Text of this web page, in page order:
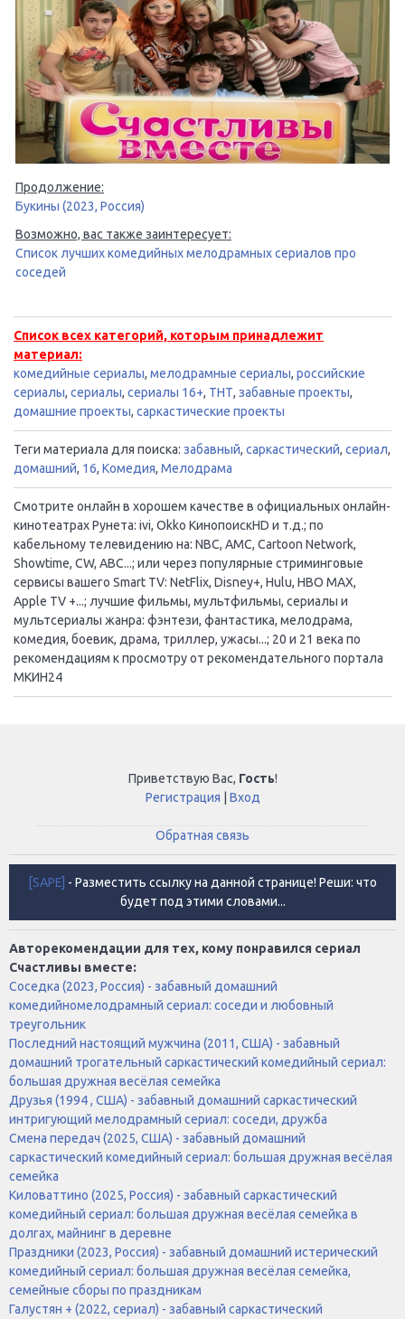
Продолжение:
Букины (2023, Россия)
Возможно, вас также заинтересует:
Список лучших комедийных мелодрамных сериалов про
соседей
Список всех категорий, которым принадлежит
материал:
комедийные сериалы, мелодрамные сериалы, российские
сериалы, сериалы, сериалы 16+, ТНТ, забавные проекты,
домашние проекты, саркастические проекты
Теги материала для поиска: забавный, саркастический, сериал,
домашний, 16, Комедия, Мелодрама
Смотрите онлайн в хорошем качестве в официальных онлайн-
кинотеатрах Рунета: ivi, Okko КинопоискHD и т.д.; по
кабельному телевидению на: NBC, AMC, Cartoon Network,
Showtime, CW, ABC...; или через популярные стриминговые
сервисы вашего Smart TV: NetFlix, Disney+, Hulu, HBO MAX,
Apple TV +...; лучшие фильмы, мультфильмы, сериалы и
мультсериалы жанра: фэнтези, фантастика, мелодрама,
комедия, боевик, драма, триллер, ужасы...; 20 и 21 века по
рекомендациям к просмотру от рекомендательного портала
МКИН24
Приветствую Вас, Гость!
Регистрация
Вход
Обратная связь
[SAPE] - Разместить ссылку на данной странице! Реши: что
будет под этими словами...
Авторекомендации для тех, кому понравился сериал
Счастливы вместе:
Соседка (2023, Россия) - забавный домашний
комедийномелодрамный сериал: соседи и любовный
треугольник
Последний настоящий мужчина (2011, США) - забавный
домашний трогательный саркастический комедийный сериал:
большая дружная весёлая семейка
Друзья (1994 , США) - забавный домашний саркастический
интригующий мелодрамный сериал: соседи, дружба
Смена передач (2025, США) - забавный домашний
саркастический комедийный сериал: большая дружная весёлая
семейка
Киловаттино (2025, Россия) - забавный саркастический
комедийный сериал: большая дружная весёлая семейка в
долгах, майнинг в деревне
Праздники (2023, Россия) - забавный домашний истерический
комедийный сериал: большая дружная весёлая семейка,
семейные сборы по праздникам
Галустян + (2022, сериал) - забавный саркастический